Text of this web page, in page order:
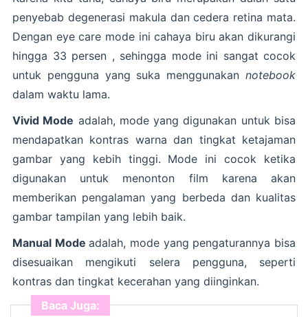
penyebab degenerasi makula dan cedera retina mata.
Dengan eye care mode ini cahaya biru akan dikurangi
hingga 33 persen , sehingga mode ini sangat cocok
untuk pengguna yang suka menggunakan notebook
dalam waktu lama.
Vivid Mode adalah, mode yang digunakan untuk bisa
mendapatkan kontras warna dan tingkat ketajaman
gambar yang kebih tinggi. Mode ini cocok ketika
digunakan untuk menonton film karena akan
memberikan pengalaman yang berbeda dan kualitas
gambar tampilan yang lebih baik.
Manual Modeadalah, mode yang pengaturannya bisa
disesuaikan mengikuti selera pengguna, seperti
kontras dan tingkat kecerahan yang diinginkan.
Baca Juga: